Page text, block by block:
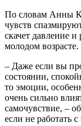
По словам Анны
чувств
скачет давление и
молодом возрасте.
– Даже если вы
состоянии,
то эмоции,
очень сильно
самочувствие, –
если не работать